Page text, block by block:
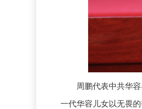
周鹏代表中共华容
一代华容儿女以无畏